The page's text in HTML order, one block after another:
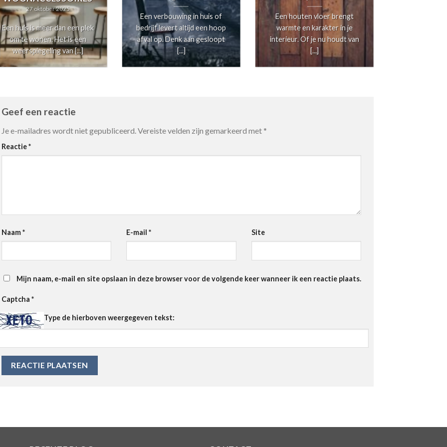
27 oktober 2025
Een huis is meer dan een plek
om te wonen. Het is een
weerspiegeling van [...]
Een verbouwing in huis of
bedrijf levert altijd een hoop
afval op. Denk aan gesloopt
[...]
Een houten vloer brengt
warmte en karakter in je
interieur. Of je nu houdt van
[...]
Geef een reactie
Je e-mailadres wordt niet gepubliceerd.Vereiste velden zijn gemarkeerd met *
Reactie*
Naam* E-mail * Site
Mijn naam, e-mail en site opslaan in deze browser voor de volgende keer wanneer ik een reactie plaats.
Captcha *
Type de hierboven weergegeven tekst: